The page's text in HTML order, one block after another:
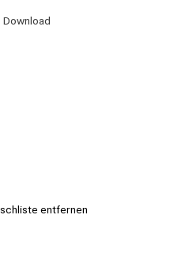
entfernen